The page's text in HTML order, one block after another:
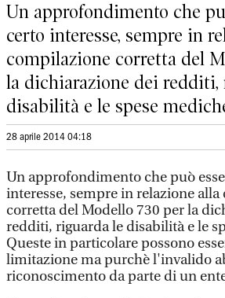
Un approfondimento che
certo interesse, sempre in
compilazione corretta del
la dichiarazione dei redditi,
disabilità e le spese
28 aprile 2014 04:18
Un approfondimento che può
interesse, sempre in relazione
corretta del Modello 730 per la
redditi, riguarda le disabilità e le
Queste in particolare possono
limitazione ma purchè l'invalido
riconoscimento da parte di un